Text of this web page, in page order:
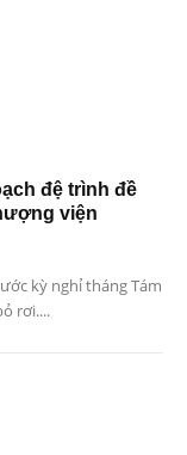
đệ trình đề
viện
kỳ nghỉ tháng Tám
rơi....